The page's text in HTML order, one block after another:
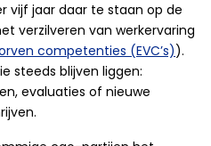
vijf jaar daar te staan op de
verzilveren van werkervaring
competenties (EVC’s)).
steeds blijven liggen:
evaluaties of nieuwe